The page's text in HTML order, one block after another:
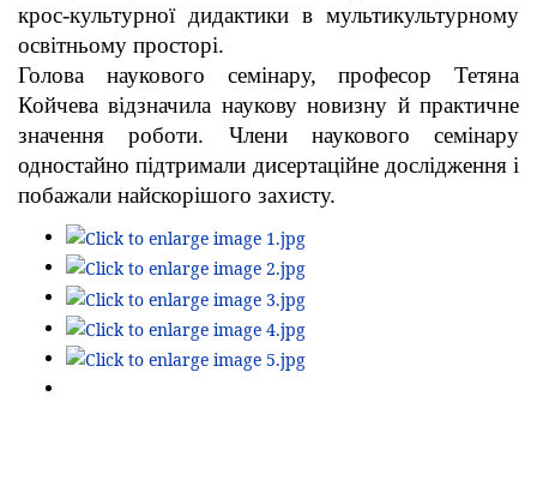
крос-культурної дидактики в мультикультурному
освітньому просторі.
Голова наукового семінару, професор Тетяна
Койчева відзначила наукову новизну й практичне
значення роботи. Члени наукового семінару
одностайно підтримали дисертаційне дослідження і
побажали найскорішого захисту.